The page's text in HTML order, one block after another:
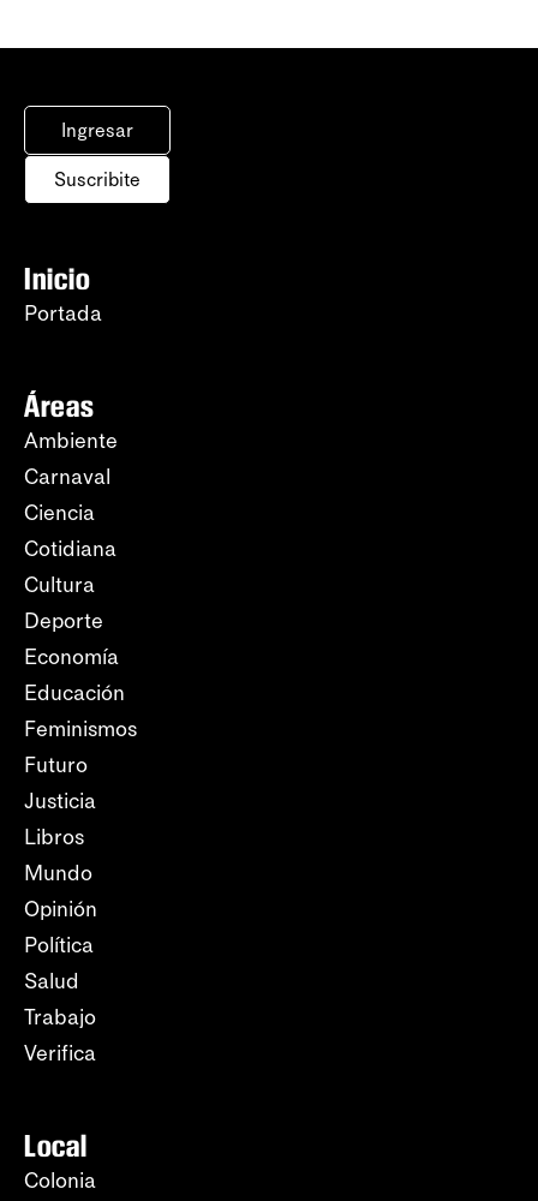
Ingresar
Suscribite
Inicio
Portada
Áreas
Ambiente
Carnaval
Ciencia
Cotidiana
Cultura
Deporte
Economía
Educación
Feminismos
Futuro
Justicia
Libros
Mundo
Opinión
Política
Salud
Trabajo
Verifica
Local
Colonia